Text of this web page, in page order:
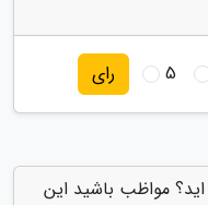
5 رای
اید؟ مواظب باشید این